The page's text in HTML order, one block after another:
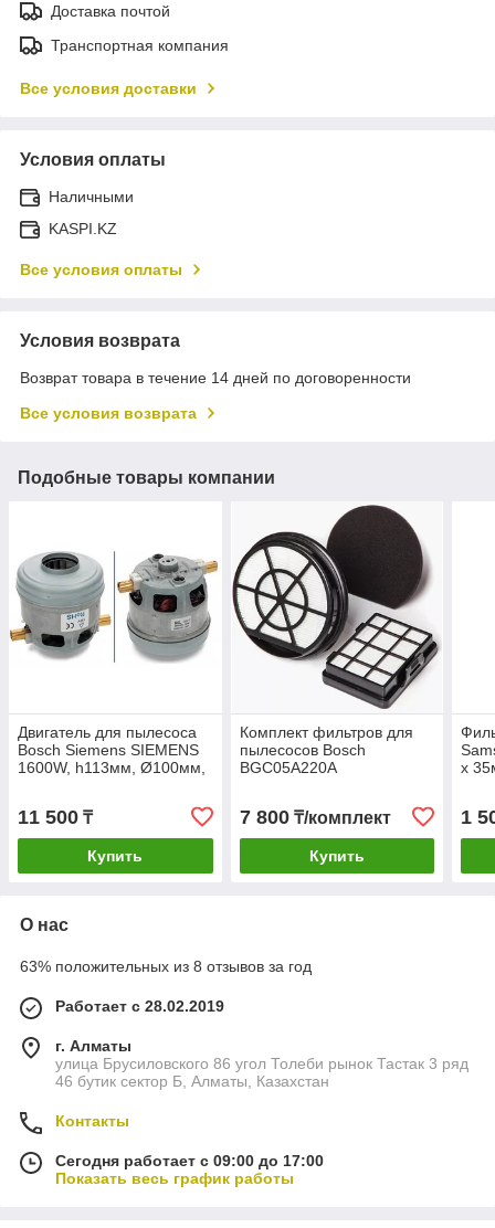
Доставка почтой
Транспортная компания
Все условия доставки
Условия оплаты
Наличными
KASPI.KZ
Все условия оплаты
Условия возврата
Возврат товара в течение 14 дней по договоренности
Все условия возврата
Подобные товары компании
Двигатель для пылесоса
Bosch Siemens SIEMENS
1600W, h113мм, Ø100мм,
11 500 ₸
Купить
Комплект фильтров для
пылесосов Bosch
BGC05A220A
7 800₸/комплект
Купить
х
1
О нас
63% положительных из 8 отзывов за год
Работает с 28.02.2019
г. Алматы
улица Брусиловского 86 угол Толеби рынок Тастак 3 ряд
46 бутик сектор Б, Алматы, Казахстан
Контакты
Сегодня работает с 09:00 до 17:00
Показать весь график работы